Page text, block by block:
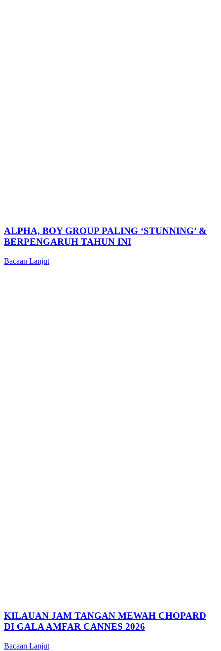
ALPHA, BOY GROUP PALING ‘STUNNING’ &
BERPENGARUH TAHUN INI
Bacaan Lanjut
KILAUAN JAM TANGAN MEWAH CHOPARD
DI GALA AMFAR CANNES 2026
Bacaan Lanjut